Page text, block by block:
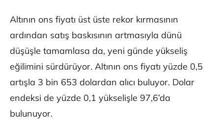
Altının ons fiyatı üst üste rekor kırmasının
ardından satış baskısının artmasıyla dünü
düşüşle tamamlasa da, yeni günde yükseliş
eğilimini sürdürüyor. Altının ons fiyatı yüzde 0,5
artışla 3 bin 653 dolardan alıcı buluyor. Dolar
endeksi de yüzde 0,1 yükselişle 97,6’da
bulunuyor.